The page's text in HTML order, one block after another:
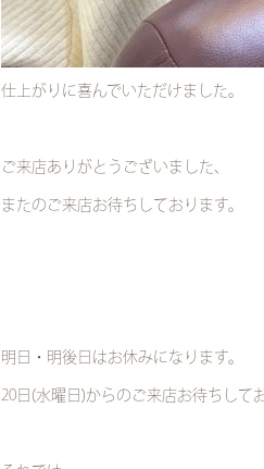
仕上がりに喜んでいただけました。
ご来店ありがとうございました、
またのご来店お待ちしております。
明日・明後日はお休みになります。
20日(水曜日)からのご来店お待ちして